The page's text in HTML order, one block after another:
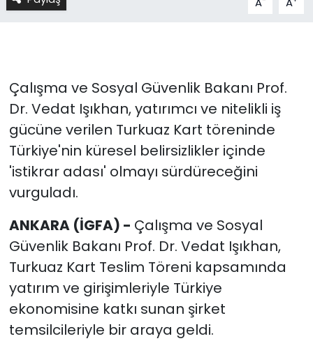
Çalışma ve Sosyal Güvenlik Bakanı Prof.
Dr. Vedat Işıkhan, yatırımcı ve nitelikli iş
gücüne verilen Turkuaz Kart töreninde
Türkiye'nin küresel belirsizlikler içinde
'istikrar adası' olmayı sürdüreceğini
vurguladı.
ANKARA (İGFA) - Çalışma ve Sosyal
Güvenlik Bakanı Prof. Dr. Vedat Işıkhan,
Turkuaz Kart Teslim Töreni kapsamında
yatırım ve girişimleriyle Türkiye
ekonomisine katkı sunan şirket
temsilcileriyle bir araya geldi.